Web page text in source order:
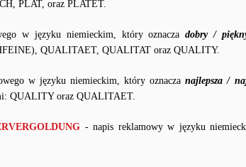
PLAT, oraz PLATET.
w języku niemieckim, który oznaczadobry /
QUALITAET, QUALITAT oraz QUALITY.
w języku niemieckim, który oznaczanajlepsza /
QUALITY oraz QUALITAET.
- napis reklamowy w języku